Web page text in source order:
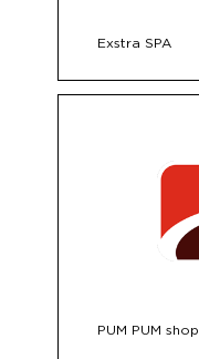
Exstra SPA
PUM PUM shop